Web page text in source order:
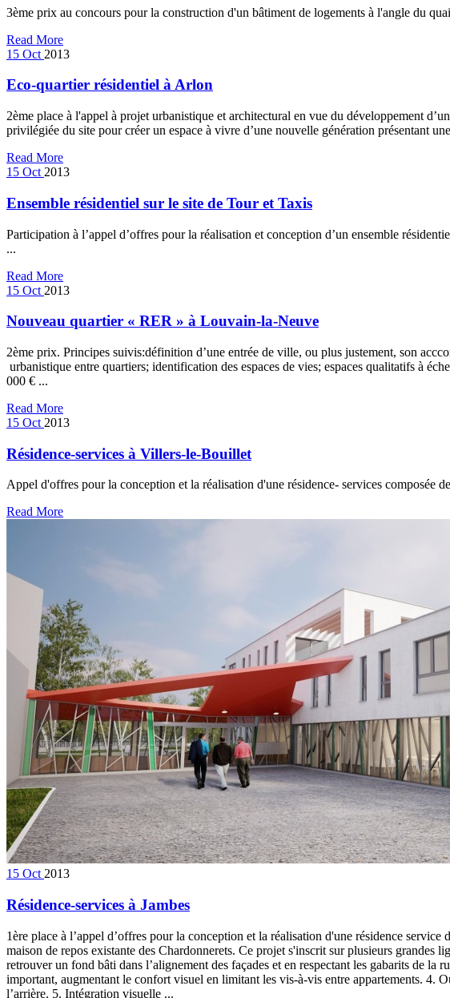
3ème prix au concours pour la construction d'un bâtiment de logements à l'angle du
Read More
15 Oct 2013
Eco-quartier résidentiel à Arlon
2ème place à l'appel à projet urbanistique et architectural en vue du développement
privilégiée du site pour créer un espace à vivre d’une nouvelle génération présentant
Read More
15 Oct 2013
Ensemble résidentiel sur le site de Tour et Taxis
Participation à l’appel d’offres pour la réalisation et conception d’un ensemble
...
Read More
15 Oct 2013
Nouveau quartier « RER » à Louvain-la-Neuve
2ème prix. Principes suivis:définition d’une entrée de ville, ou plus justement, son
urbanistique entre quartiers; identification des espaces de vies; espaces qualitatifs à
000 € ...
Read More
15 Oct 2013
Résidence-services à Villers-le-Bouillet
Appel d'offres pour la conception et la réalisation d'une résidence- services
Read More
15 Oct 2013
Résidence-services à Jambes
1ère place à l’appel d’offres pour la conception et la réalisation d'une résidence
maison de repos existante des Chardonnerets. Ce projet s'inscrit sur plusieurs
retrouver un fond bâti dans l’alignement des façades et en respectant les gabarits de
important, augmentant le confort visuel en limitant les vis-à-vis entre appartements. 4.
l’arrière. 5. Intégration visuelle ...